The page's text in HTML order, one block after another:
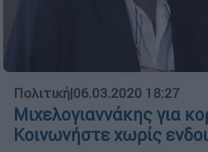
Πολιτική|06.03.2020 18:27
Μιχελογιαννάκης για
Κοινωνήστε χωρίς